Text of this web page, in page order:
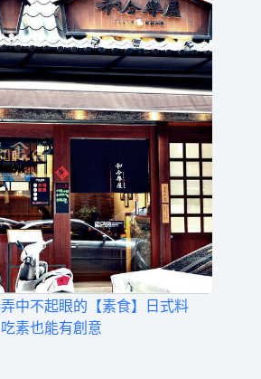
中不起眼的【素食】日式料
素也能有創意